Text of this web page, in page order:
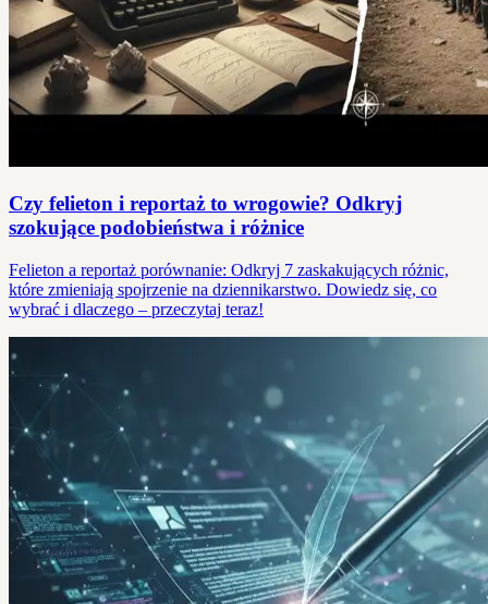
Czy felieton i reportaż to wrogowie? Odkryj
szokujące podobieństwa i różnice
Felieton a reportaż porównanie: Odkryj 7 zaskakujących różnic,
które zmieniają spojrzenie na dziennikarstwo. Dowiedz się, co
wybrać i dlaczego – przeczytaj teraz!